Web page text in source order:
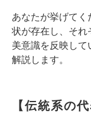
あなたが挙げて
状が存在し、そ
美意識を反映して
解説します。
【伝統系の